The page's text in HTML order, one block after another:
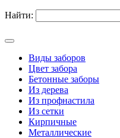
Найти:
Виды заборов
Цвет забора
Бетонные заборы
Из дерева
Из профнастила
Из сетки
Кирпичные
Металлические